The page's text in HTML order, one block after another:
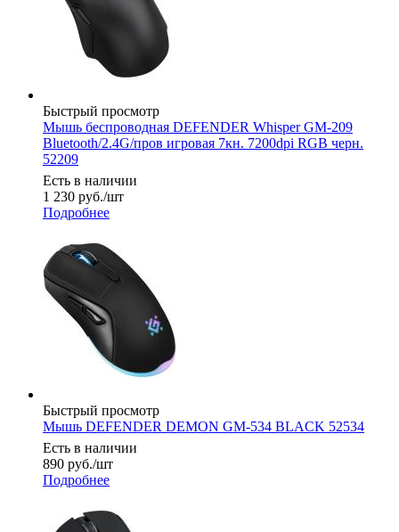
Быстрый просмотр
Мышь беспроводная DEFENDER Whisper GM-209
Bluetooth/2.4G/пров игровая 7кн. 7200dpi RGB черн.
52209
Есть в наличии
1 230 руб./шт
Подробнее
Быстрый просмотр
Мышь DEFENDER DEMON GM-534 BLACK 52534
Есть в наличии
890 руб./шт
Подробнее